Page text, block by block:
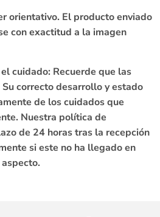
orientativo. El producto enviado
con exactitud a la imagen
cuidado: Recuerde que las
correcto desarrollo y estado
de los cuidados que
Nuestra política de
de 24 horas tras la recepción
si este no ha llegado en